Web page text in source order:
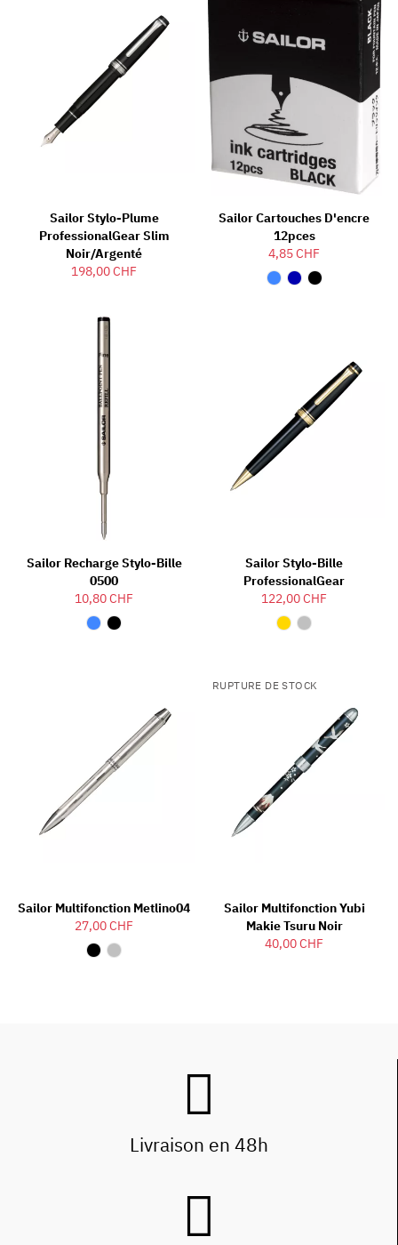
Sailor Stylo-Plume
ProfessionalGear Slim
Noir/argenté
198,00 CHF
Sailor Cartouches D'encre
12pces
4,85 CHF
Sailor Recharge Stylo-Bille
0500
10,80 CHF
Sailor Stylo-Bille
ProfessionalGear
122,00 CHF
Sailor Multifonction Metlino04
27,00 CHF
RUPTURE DE STOCK
Sailor Multifonction Yubi
Makie Tsuru Noir
40,00 CHF
Livraison en 48h